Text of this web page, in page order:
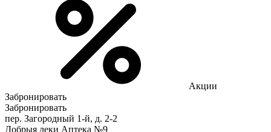
Акции
Забронировать
Забронировать
пер. Загородный 1-й, д. 2-2
Добрыя леки Аптека №9